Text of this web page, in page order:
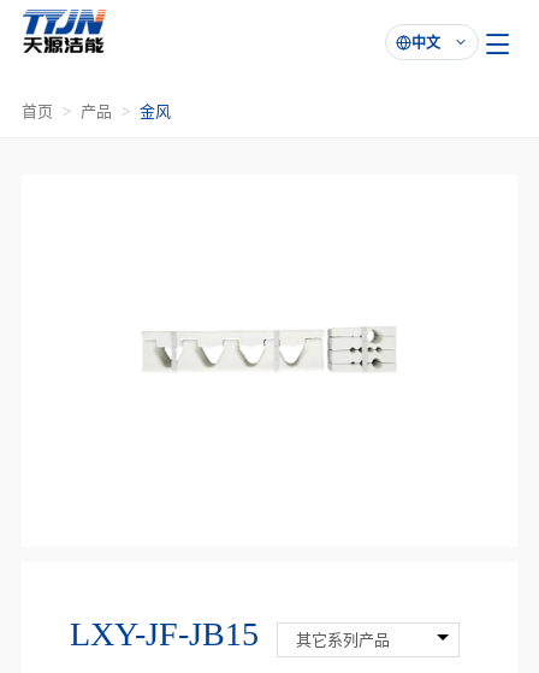

中文
首页 产品 金风
LXY-JF-JB15
其它系列产品